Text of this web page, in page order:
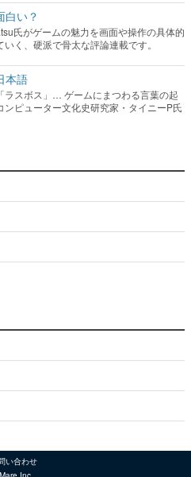
白い？
氏がゲームの魅力を画面や操作の具体的
く、硬派で骨太な評論連載です。
本語
ラスボス」… ゲームにまつわる言葉の起
ンピューター文化史研究家・タイニーP氏
い合わせ